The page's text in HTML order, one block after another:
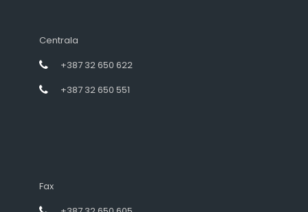
Centrala
+387 32 650 622
+387 32 650 551
Fax